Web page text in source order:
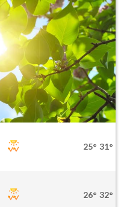
25° 31°
26° 32°